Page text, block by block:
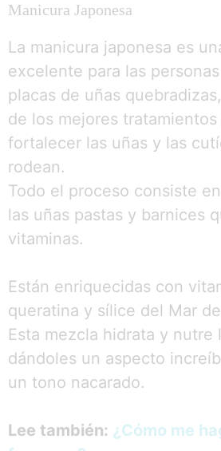
Manicura Japonesa
La manicura japonesa es
excelente para las
placas de uñas
de los mejores
fortalecer las uñas y las
rodean.
Todo el proceso consiste
las uñas pastas y barnices
vitaminas.
Están enriquecidas con
queratina y sílice del Mar
Esta mezcla hidrata y nutre
dándoles un aspecto
un tono nacarado.
Lee también: ¿Cómo me